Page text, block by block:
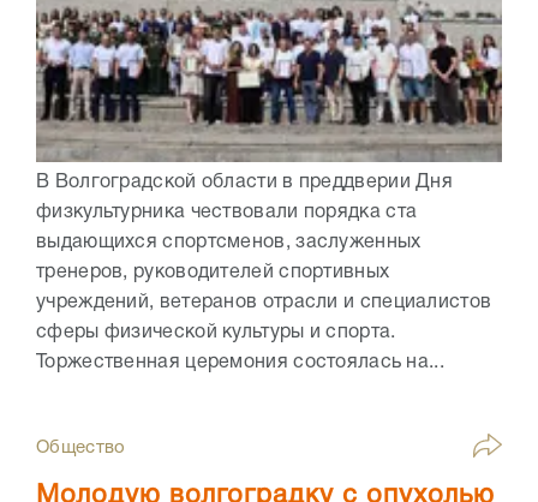
В Волгоградской области в преддверии Дня
физкультурника чествовали порядка ста
выдающихся спортсменов, заслуженных
тренеров, руководителей спортивных
учреждений, ветеранов отрасли и специалистов
сферы физической культуры и спорта.
Торжественная церемония состоялась на...
Общество
Молодую волгоградку с опухолью